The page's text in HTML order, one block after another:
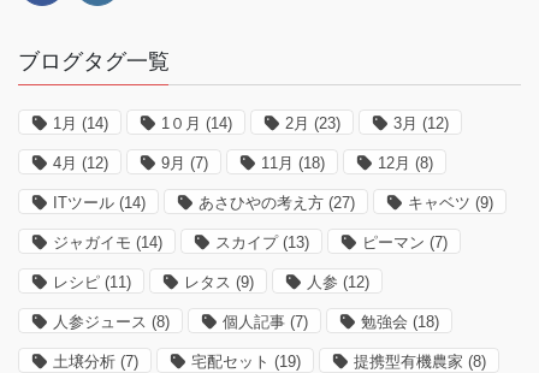
ブログタグ一覧
1月 (14) 1０月 (14) 2月 (23) 3月 (12)
4月 (12) 9月 (7) 11月 (18) 12月 (8)
ITツール (14) あさひやの考え方 (27) キャベツ (9)
ジャガイモ (14) スカイプ(13) ピーマン (7)
レシピ (11) レタス (9) 人参 (12)
人参ジュース (8) 個人記事 (7) 勉強会 (18)
土壌分析 (7) 宅配セット (19) 提携型有機農家 (8)